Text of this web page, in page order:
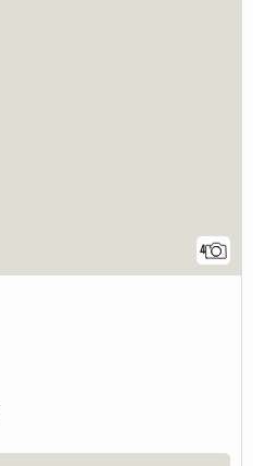
4